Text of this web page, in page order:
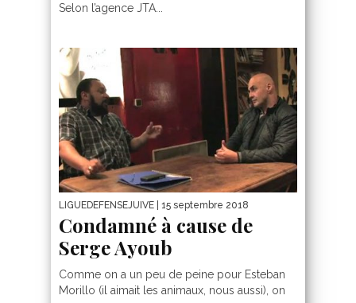
Selon l’agence JTA...
LIGUEDEFENSEJUIVE | 15 septembre 2018
Condamné à cause de
Serge Ayoub
Comme on a un peu de peine pour Esteban
Morillo (il aimait les animaux, nous aussi), on